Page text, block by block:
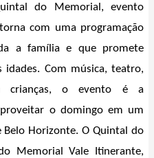
do Memorial, evento
com uma programação
a família e que promete
idades. Com música, teatro,
crianças, o evento é a
o domingo em um
Belo Horizonte. O Quintal do
Memorial Vale Itinerante,